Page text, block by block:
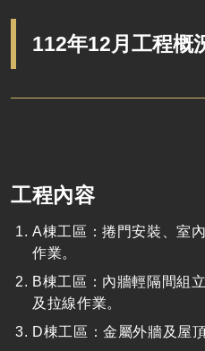
112年12月工程概
工程內容
A棟工區：捲門安裝、室
作業。
B棟工區：內牆輕隔間組
及拉線作業。
D棟工區：金屬外牆及屋